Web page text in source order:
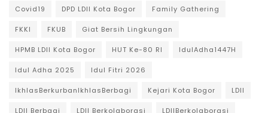
Covid19 DPD LDII Kota Bogor Family Gathering
FKKI FKUB Giat Bersih Lingkungan
HPMB LDII Kota Bogor HUT Ke-80 RI IdulAdha1447H
Idul Adha 2025 Idul Fitri 2026
IkhlasBerkurbanIkhlasBerbagi Kejari Kota Bogor LDII
LDII Berbagi LDII Berkolaborasi LDIIBerkolaborasi